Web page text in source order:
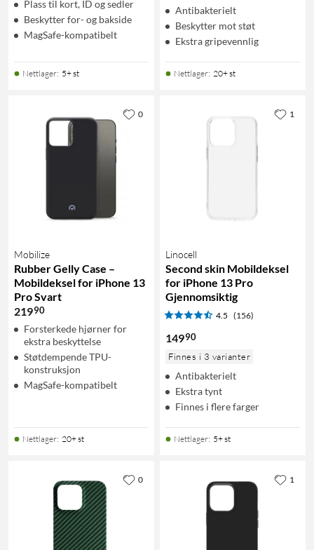
Plass til kort, ID og sedler
Beskytter for- og bakside
MagSafe-kompatibelt
Nettlager: 5+ st
Antibakterielt
Beskytter mot støt
Ekstra gripevennlig
Nettlager: 20+ st
Mobilize
Rubber Gelly Case –
Mobildeksel for iPhone 13
Pro Svart
21990
Forsterkede hjørner for
ekstra beskyttelse
Støtdempende TPU-
konstruksjon
MagSafe-kompatibelt
Nettlager: 20+ st
0
Linocell
Second skin Mobildeksel
for iPhone 13 Pro
Gjennomsiktig
4.5 (156)
14990
Finnes i 3 varianter
Antibakterielt
Ekstra tynt
Finnes i flere farger
Nettlager: 5+ st
1
0 1